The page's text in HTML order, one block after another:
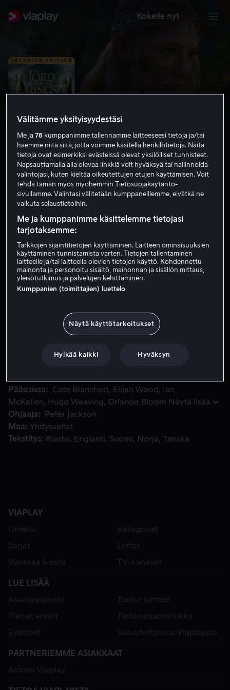
Kokeile nyt
Taru sormusten herrasta: Sormuksen
ritarit (Extended edition)
8.9 Toiminta Seikkailu 2001
3 h 38 min
K-12
HD
Osta 10,99 €
Frodo johtaa pientä yhdeksän hengen valittua joukkoa
Frodo johtaa pientä yhdeksän hengen valittua joukkoa
tavoitteenaan on tuhota Hallitsijasormus.
Pääosissa Cate Blanchett Elijah Wood
Ian
McKellen
Hugo Weaving Orlando Bloom Näytä lisää
Ohjaaja
Peter Jackson
Maa
Yhdysvallat
Tekstitys
Ruotsi Englanti Suomi Norja Tanska
VIAPLAY
Urheilu
Kategoriat
Sarjat
Leffat
Vuokraa & osta
TV-kanavat
LUE LISÄÄ
Asiakaspalvelu
Tuetut laitteet
Yleiset ehdot
Tietosuojapolitiikka
Evästeet
Saavutettavuus Viaplayssa
PARTNERIEMME ASIAKKAAT
Aktivoi Viaplay
Välitämme yksityisyydestäsi
Me ja78 kumppanimme tallennamme laitteeseesi tietoja ja/tai
haemme niitä siitä, jotta voimme käsitellä henkilötietoja. Näitä
tietoja ovat esimerkiksi evästeissä olevat yksilölliset tunnisteet.
Napsauttamalla alla olevaa linkkiä voit hyväksyä tai hallinnoida
valintojasi, kuten kieltää oikeutettujen etujen käyttämisen. Voit
tehdä tämän myös myöhemmin Tietosuojakäytäntö-
sivullamme. Valintasi välitetään kumppaneillemme, eivätkä ne
vaikuta selaustietoihin.
Me ja kumppanimme käsittelemme tietojasi
tarjotaksemme:
Tarkkojen sijaintitietojen käyttäminen. Laitteen ominaisuuksien
käyttäminen tunnistamista varten. Tietojen tallentaminen
laitteelle ja/tai laitteella olevien tietojen käyttö. Kohdennettu
mainonta ja personoitu sisältö, mainonnan ja sisällön mittaus,
yleisötutkimus ja palvelujen kehittäminen.
Kumppanien (toimittajien) luettelo
Näytä käyttötarkoitukset
Hylkää kaikki Hyväksyn